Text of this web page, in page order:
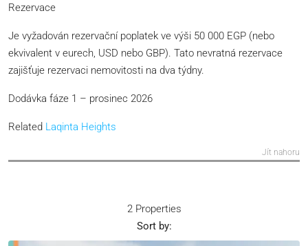
Rezervace
Je vyžadován rezervační poplatek ve výši 50 000 EGP (nebo
ekvivalent v eurech, USD nebo GBP). Tato nevratná rezervace
zajišťuje rezervaci nemovitosti na dva týdny.
Dodávka fáze 1 – prosinec 2026
Related Laqinta Heights
Jít nahoru
2 Properties
Sort by: